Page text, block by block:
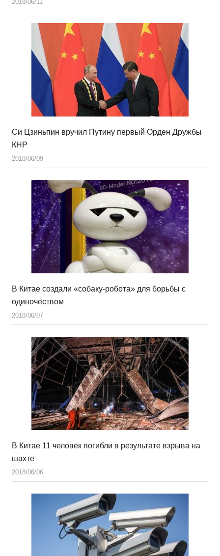
2018/06/11
Си Цзиньпин вручил Путину первый Орден Дружбы
КНР
2018/06/09
В Китае создали «собаку-робота» для борьбы с
одиночеством
2018/06/07
В Китае 11 человек погибли в результате взрыва на
шахте
2018/06/06